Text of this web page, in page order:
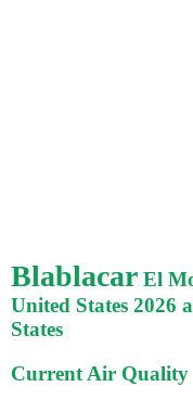
Blablacar El
United States 2026
States
Current Air Quality